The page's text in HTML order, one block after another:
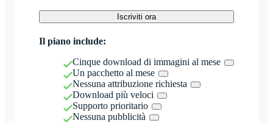
Iscriviti ora
Il piano include:
Cinque download di immagini al mese
Un pacchetto al mese
Nessuna attribuzione richiesta
Download più veloci
Supporto prioritario
Nessuna pubblicità